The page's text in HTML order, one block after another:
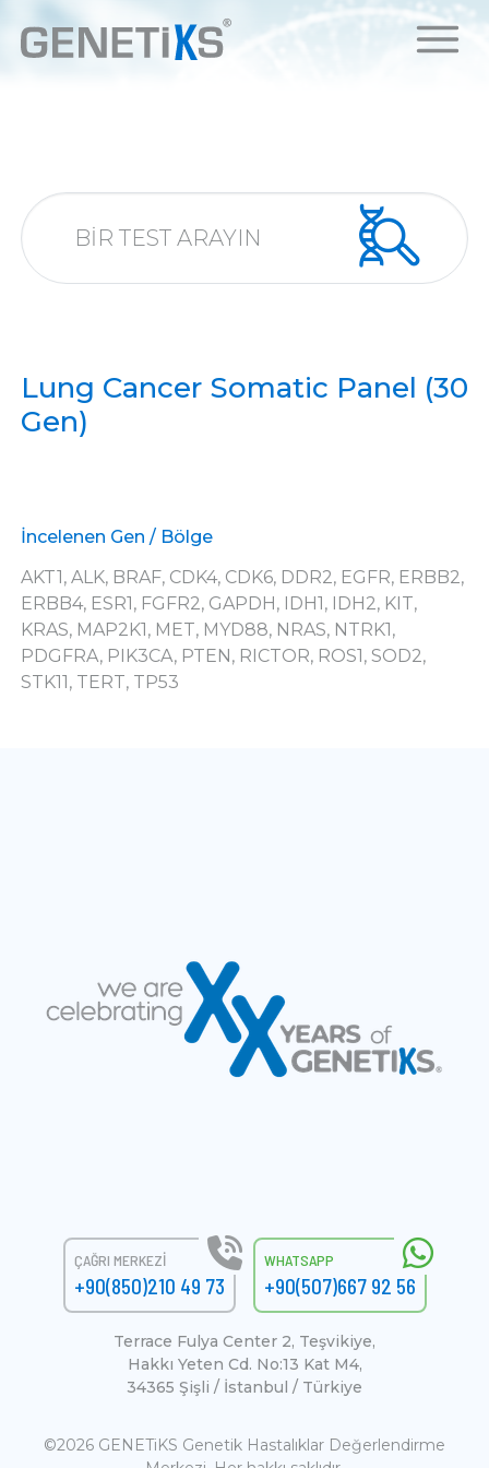
Lung Cancer Somatic Panel (30
Gen)
İncelenen Gen / Bölge
AKT1, ALK, BRAF, CDK4, CDK6, DDR2, EGFR, ERBB2,
ERBB4, ESR1, FGFR2, GAPDH, IDH1, IDH2, KIT,
KRAS, MAP2K1, MET, MYD88, NRAS, NTRK1,
PDGFRA, PIK3CA, PTEN, RICTOR, ROS1, SOD2,
STK11, TERT, TP53
ÇAĞRI MERKEZI
+90(850)210 49 73
WHATSAPP
+90(507)667 92 56
Terrace Fulya Center 2, Teşvikiye,
Hakkı Yeten Cd. No:13 Kat M4,
34365 Şişli / İstanbul / Türkiye
©2026 GENETiKS Genetik Hastalıklar Değerlendirme